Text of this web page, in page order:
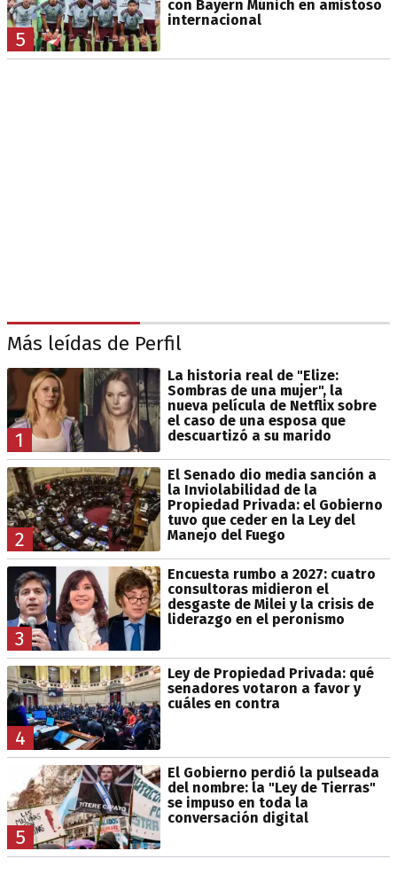
5
con Bayern Múnich en amistoso
internacional
Más leídas de Perfil
1
La historia real de "Elize:
Sombras de una mujer", la
nueva película de Netflix sobre
el caso de una esposa que
descuartizó a su marido
2
El Senado dio media sanción a
la Inviolabilidad de la
Propiedad Privada: el Gobierno
tuvo que ceder en la Ley del
Manejo del Fuego
3
Encuesta rumbo a 2027: cuatro
consultoras midieron el
desgaste de Milei y la crisis de
liderazgo en el peronismo
4
Ley de Propiedad Privada: qué
senadores votaron a favor y
cuáles en contra
5
El Gobierno perdió la pulseada
del nombre: la "Ley de Tierras"
se impuso en toda la
conversación digital